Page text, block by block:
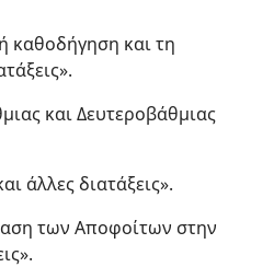
καθοδήγηση και τη
και Δευτεροβάθμιας
άλλες διατάξεις».
των Αποφοίτων στην